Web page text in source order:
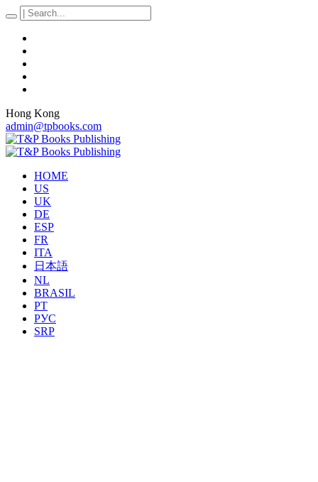
Hong Kong
admin@tpbooks.com
HOME
US
UK
DE
ESP
FR
ITA
日本語
NL
BRASIL
PT
РУС
SRP